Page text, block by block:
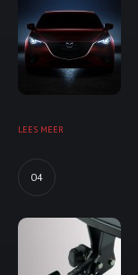
LEES MEER
04